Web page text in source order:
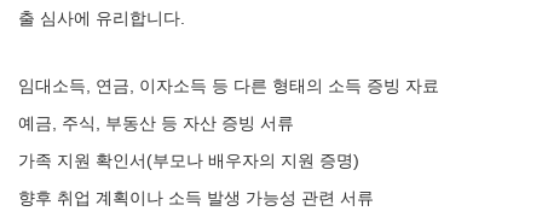
출 심사에 유리합니다.
임대소득, 연금, 이자소득 등 다른 형태의 소득 증빙 자료
예금, 주식, 부동산 등 자산 증빙 서류
가족 지원 확인서(부모나 배우자의 지원 증명)
향후 취업 계획이나 소득 발생 가능성 관련 서류